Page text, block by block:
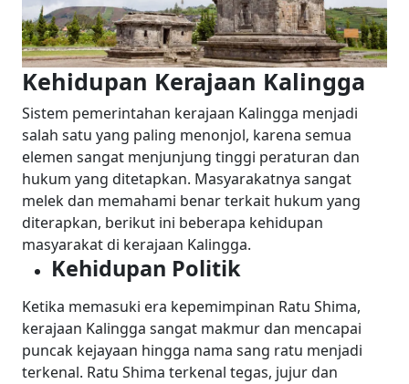
Kehidupan Kerajaan Kalingga
Sistem pemerintahan kerajaan Kalingga menjadi
salah satu yang paling menonjol, karena semua
elemen sangat menjunjung tinggi peraturan dan
hukum yang ditetapkan. Masyarakatnya sangat
melek dan memahami benar terkait hukum yang
diterapkan, berikut ini beberapa kehidupan
masyarakat di kerajaan Kalingga.
Kehidupan Politik
Ketika memasuki era kepemimpinan Ratu Shima,
kerajaan Kalingga sangat makmur dan mencapai
puncak kejayaan hingga nama sang ratu menjadi
terkenal. Ratu Shima terkenal tegas, jujur dan